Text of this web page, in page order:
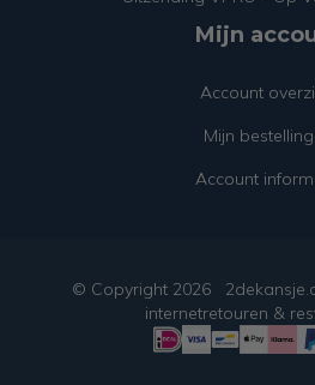
Mijn
Account
Mijn
Account
© Copyright 2026
internetretouren &